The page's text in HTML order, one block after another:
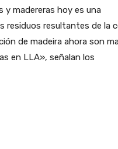
y madereras hoy es una
residuos resultantes de la
de madeira ahora son
en LLA», señalan los